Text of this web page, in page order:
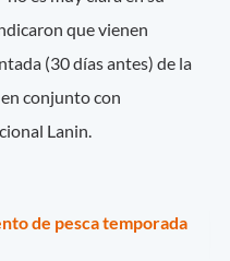
que vienen
(30 días antes) de la
conjunto con
Lanin.
de pesca temporada